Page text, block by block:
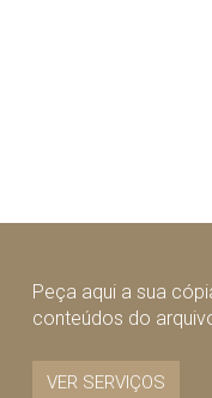
Peça aqui a sua
conteúdos do
VER SERVIÇOS